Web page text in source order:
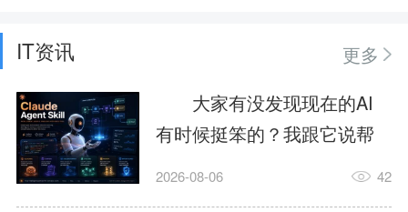
IT资讯
更多
大家有没发现现在的AI
有时候挺笨的？我跟它说帮
我订个明天早上的闹钟，它
2026-08-06 42